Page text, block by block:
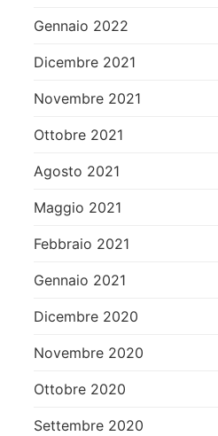
Gennaio 2022
Dicembre 2021
Novembre 2021
Ottobre 2021
Agosto 2021
Maggio 2021
Febbraio 2021
Gennaio 2021
Dicembre 2020
Novembre 2020
Ottobre 2020
Settembre 2020